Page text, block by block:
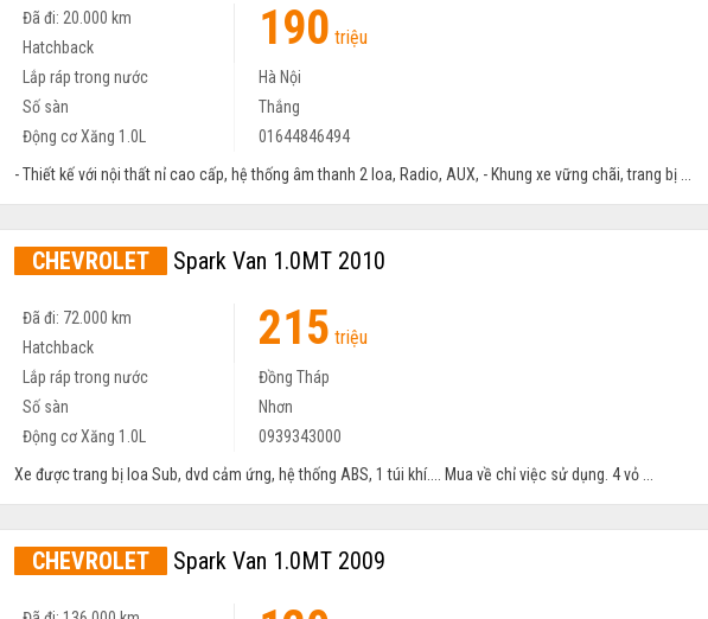
Đã đi: 20.000 km 190 triệu
Hatchback
Lắp ráp trong nước
Hà Nội
Số sàn
Thắng
Động cơ Xăng 1.0L
01644846494
- Thiết kế với nội thất nỉ cao cấp, hệ thống âm thanh 2 loa, Radio, AUX, - Khung xe vững chãi, trang bị ...
CHEVROLET Spark Van 1.0MT 2010
Đã đi: 72.000 km 215 triệu
Hatchback
Lắp ráp trong nước
Đồng Tháp
Số sàn
Nhơn
Động cơ Xăng 1.0L
0939343000
Xe được trang bị loa Sub, dvd cảm ứng, hệ thống ABS, 1 túi khí.... Mua về chỉ việc sử dụng. 4 vỏ ...
CHEVROLET Spark Van 1.0MT 2009